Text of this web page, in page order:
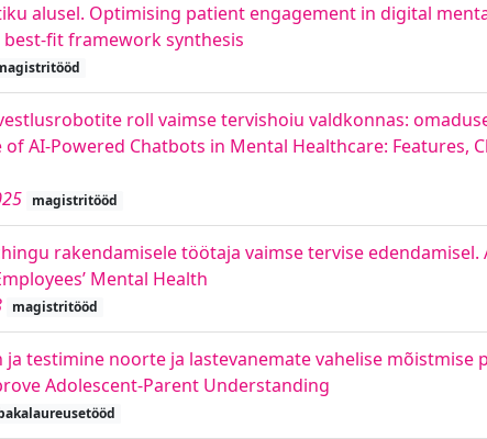
alusel. Optimising patient engagement in digital
fit framework synthesis
roll vaimse tervishoiu valdkonnas:
AI-Powered Chatbots in Mental Healthcare: Features,
magistritööd
rakendamisele töötaja vaimse tervise
Mental Health
magistritööd
testimine noorte ja lastevanemate vahelise mõistmise
Adolescent-Parent Understanding